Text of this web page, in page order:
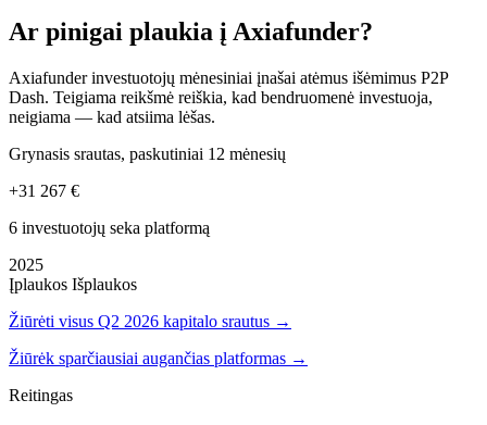
Ar pinigai plaukia į Axiafunder?
Axiafunder investuotojų mėnesiniai įnašai atėmus išėmimus P2P
Dash. Teigiama reikšmė reiškia, kad bendruomenė investuoja,
neigiama — kad atsiima lėšas.
Grynasis srautas, paskutiniai 12 mėnesių
+31 267 €
6 investuotojų seka platformą
2025
Įplaukos Išplaukos
Žiūrėti visus Q2 2026 kapitalo srautus →
Žiūrėk sparčiausiai augančias platformas →
Reitingas